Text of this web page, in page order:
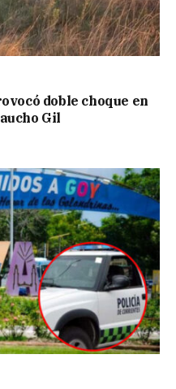
doble choque en
Gil